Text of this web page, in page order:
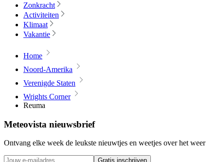
Zonkracht
Activiteiten
Klimaat
Vakantie
Home
Noord-Amerika
Verenigde Staten
Wrights Corner
Reuma
Meteovista nieuwsbrief
Ontvang elke week de leukste nieuwtjes en weetjes over het weer
Gratis inschrijven